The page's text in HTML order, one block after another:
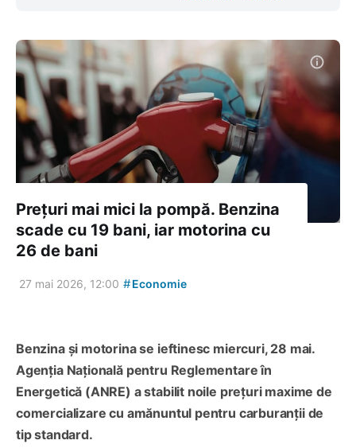
Prețuri mai mici la pompă. Benzina
scade cu 19 bani, iar motorina cu
26 de bani
27 mai 2026, 12:00 #Economie
Benzina și motorina se ieftinesc miercuri, 28 mai.
Agenția Națională pentru Reglementare în
Energetică (ANRE) a stabilit noile prețuri maxime de
comercializare cu amănuntul pentru carburanții de
tip standard.